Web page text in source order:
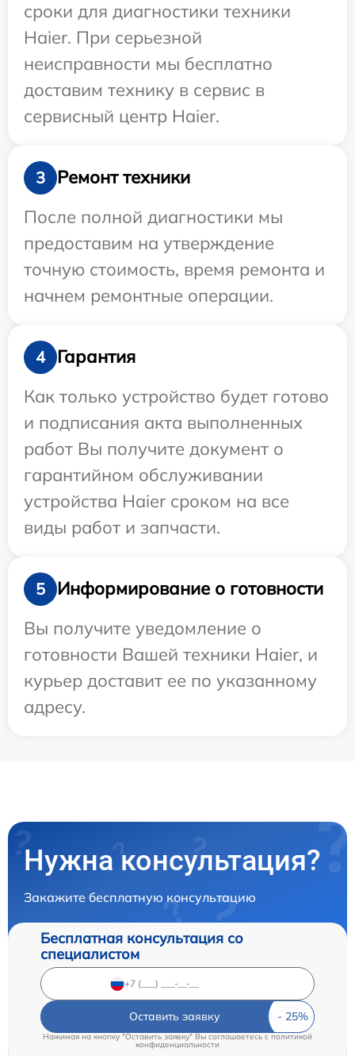
сроки для диагностики техники
Haier. При серьезной
неисправности мы бесплатно
доставим технику в сервис в
сервисный центр Haier.
3
Ремонт техники
После полной диагностики мы
предоставим на утверждение
точную стоимость, время ремонта и
начнем ремонтные операции.
4
Гарантия
Как только устройство будет готово
и подписания акта выполненных
работ Вы получите документ о
гарантийном обслуживании
устройства Haier сроком на все
виды работ и запчасти.
5
Информирование о готовности
Вы получите уведомление о
готовности Вашей техники Haier, и
курьер доставит ее по указанному
адресу.
Нужна консультация?
Закажите бесплатную консультацию
Бесплатная консультация со
специалистом
Оставить заявку
Нажимая на кнопку "Оставить заявку" Вы соглашаетесь cполитикой
конфиденциальности